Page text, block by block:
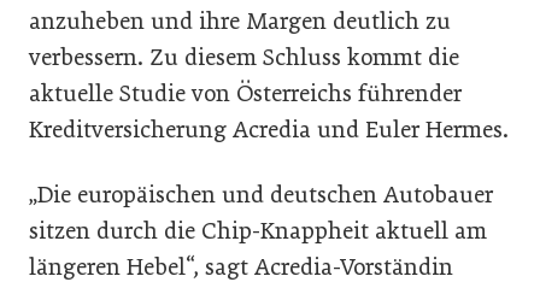
anzuheben und ihre Margen deutlich zu
verbessern. Zu diesem Schluss kommt die
aktuelle Studie von Österreichs führender
Kreditversicherung Acredia und Euler Hermes.
„Die europäischen und deutschen Autobauer
sitzen durch die Chip-Knappheit aktuell am
längeren Hebel“, sagt Acredia-Vorständin